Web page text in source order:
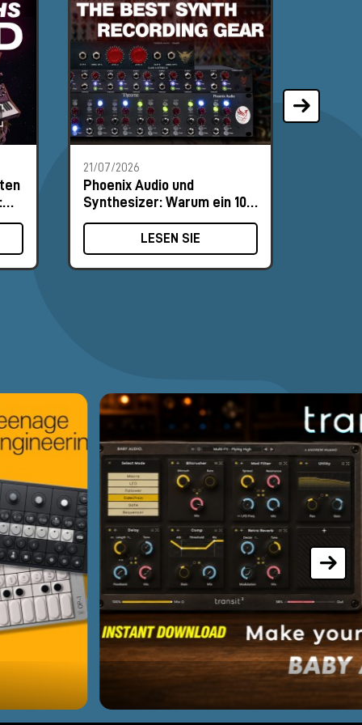
21/07/2026
Phoenix Audio und
Synthesizer: Warum ein 10-
MΩ-Eingang den
Unterschied macht
LESEN SIE